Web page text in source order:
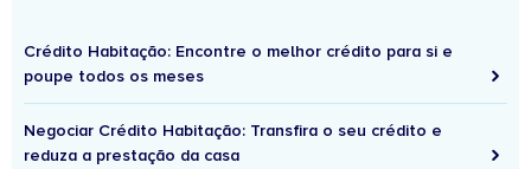
Crédito Habitação: Encontre o melhor crédito para si e
poupe todos os meses
Negociar Crédito Habitação: Transfira o seu crédito e
reduza a prestação da casa